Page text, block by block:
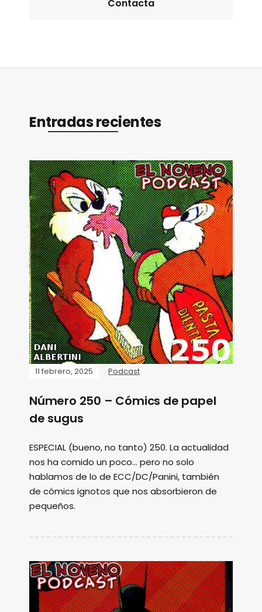
Contacta
Entradas recientes
11 febrero, 2025 Podcast
Número 250 – Cómics de papel
de sugus
ESPECIAL (bueno, no tanto) 250. La actualidad
nos ha comido un poco... pero no solo
hablamos de lo de ECC/DC/Panini, también
de cómics ignotos que nos absorbieron de
pequeños.